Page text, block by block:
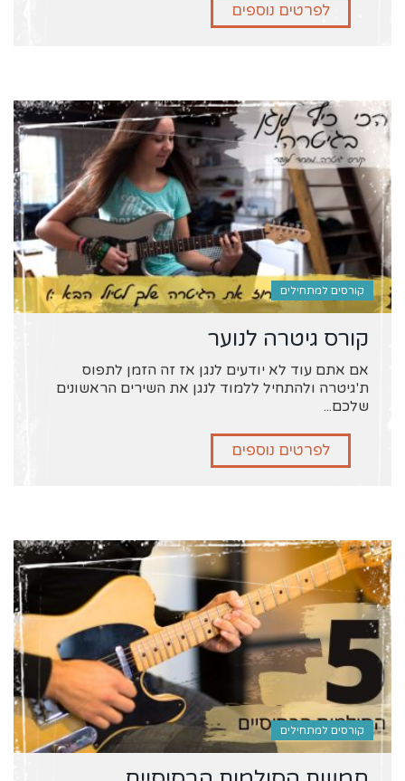
לפרטים נוספים
קורסים למתחילים
קורס גיטרה לנוער
אם אתם עוד לא יודעים לנגן אז זה הזמן לתפוס
ת'גיטרה ולהתחיל ללמוד לנגן את השירים הראשונים
שלכם...
לפרטים נוספים
קורסים למתחילים